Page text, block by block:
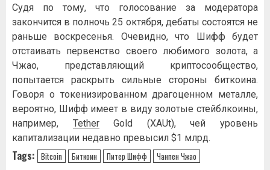
Судя по тому, что голосование за модератора
закончится в полночь 25 октября, дебаты состоятся не
раньше воскресенья. Очевидно, что Шифф будет
отстаивать первенство своего любимого золота, а
Чжао, представляющий криптосообщество,
попытается раскрыть сильные стороны биткоина.
Говоря о токенизированном драгоценном металле,
вероятно, Шифф имеет в виду золотые стейблкоины,
например, TetherGold (XAUt), чей уровень
капитализации недавно превысил $1 млрд.
Tags: Bitcoin Биткоин Питер Шифф Чанпен Чжао